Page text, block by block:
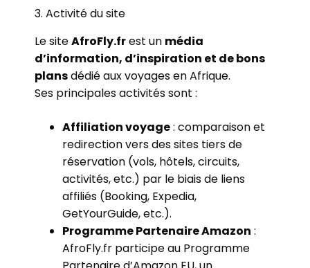
3. Activité du site
Le siteAfroFly.frest un média
d’information, d’inspiration et de bons
plansdédié aux voyages en Afrique.
Ses principales activités sont :
Affiliation voyage: comparaison et
redirection vers des sites tiers de
réservation (vols, hôtels, circuits,
activités, etc.) par le biais de liens
affiliés (Booking, Expedia,
GetYourGuide, etc.).
Programme Partenaire Amazon :
AfroFly.fr participe au Programme